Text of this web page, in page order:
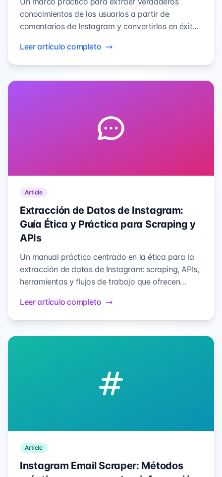
conocimientos de los usuarios a partir de
comentarios de Instagram y convertirlos en éxitos
Leer artículo completo
Article
Extracción de Datos de Instagram:
Guía Ética y Práctica para Scraping y
APIs
Un manual práctico centrado en la ética para la
extracción de datos de Instagram: scraping, APIs,
herramientas y flujos de trabajo que ofrecen
Leer artículo completo
Article
Instagram Email Scraper: Métodos